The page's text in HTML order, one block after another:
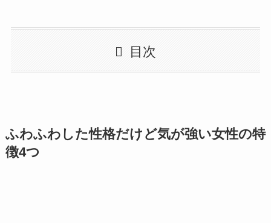
目次
ふわふわした性格だけど気が強い女性の特
徴4つ